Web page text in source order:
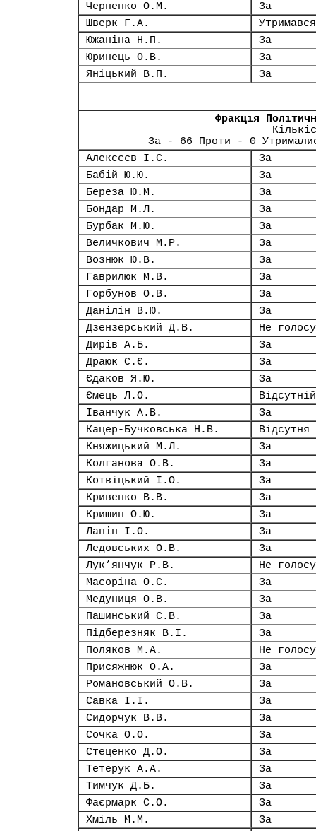
Черненко О.М.
За
Шверк Г.А.
Утримався
Южаніна Н.П.
За
Юринець О.В.
За
Яніцький В.П.
За
Фракція
За - 66 Проти - 0
Алексєєв І.С.
За
Бабій Ю.Ю.
За
Береза Ю.М.
За
Бондар М.Л.
За
Бурбак М.Ю.
За
Величкович М.Р.
За
Вознюк Ю.В.
За
Гаврилюк М.В.
За
Горбунов О.В.
За
Данілін В.Ю.
За
Дзензерський Д.В.
Не
Дирів А.Б.
За
Драюк С.Є.
За
Єдаков Я.Ю.
За
Ємець Л.О.
Відсутній
Іванчук А.В.
За
Кацер-Бучковська Н.В.
Відсутня
Княжицький М.Л.
За
Колганова О.В.
За
Котвіцький І.О.
За
Кривенко В.В.
За
Кришин О.Ю.
За
Лапін І.О.
За
Ледовських О.В.
За
Лук’янчук Р.В.
Не
Масоріна О.С.
За
Медуниця О.В.
За
Пашинський С.В.
За
Підберезняк В.І.
За
Поляков М.А.
Не
Присяжнюк О.А.
За
Романовський О.В.
За
Савка І.І.
За
Сидорчук В.В.
За
Сочка О.О.
За
Стеценко Д.О.
За
Тетерук А.А.
За
Тимчук Д.Б.
За
Фаєрмарк С.О.
За
Хміль М.М.
За